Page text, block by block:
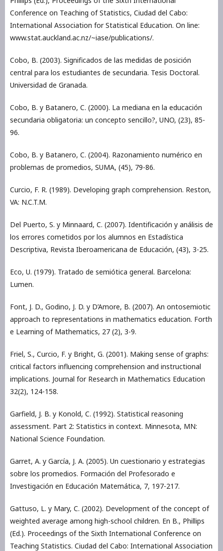
Conference on Teaching of Statistics, Ciudad del Cabo:
International Association for Statistical Education. On line:
www.stat.auckland.ac.nz/~iase/publications/.
Cobo, B. (2003). Significados de las medidas de posición
central para los estudiantes de secundaria. Tesis Doctoral.
Universidad de Granada.
Cobo, B. y Batanero, C. (2000). La mediana en la educación
secundaria obligatoria: un concepto sencillo?, UNO, (23), 85-
96.
Cobo, B. y Batanero, C. (2004). Razonamiento numérico en
problemas de promedios, SUMA, (45), 79-86.
Curcio, F. R. (1989). Developing graph comprehension. Reston,
VA: N.C.T.M.
Del Puerto, S. y Minnaard, C. (2007). Identificación y análisis de
los errores cometidos por los alumnos en Estadística
Descriptiva, Revista Iberoamericana de Educación, (43), 3-25.
Eco, U. (1979). Tratado de semiótica general. Barcelona:
Lumen.
Font, J. D., Godino, J. D. y D’Amore, B. (2007). An ontosemiotic
approach to representations in mathematics education. Forth
e Learning of Mathematics, 27 (2), 3-9.
Friel, S., Curcio, F. y Bright, G. (2001). Making sense of graphs:
critical factors influencing comprehension and instructional
implications. Journal for Research in Mathematics Education
32(2), 124-158.
Garfield, J. B. y Konold, C. (1992). Statistical reasoning
assessment. Part 2: Statistics in context. Minnesota, MN:
National Science Foundation.
Garret, A. y García, J. A. (2005). Un cuestionario y estrategias
sobre los promedios. Formación del Profesorado e
Investigación en Educación Matemática, 7, 197-217.
Gattuso, L. y Mary, C. (2002). Development of the concept of
weighted average among high-school children. En B., Phillips
(Ed.). Proceedings of the Sixth International Conference on
Teaching Statistics. Ciudad del Cabo: International Association